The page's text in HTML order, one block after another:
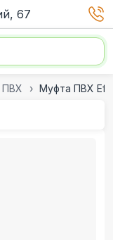
67
ПВХ Муфта ПВХ